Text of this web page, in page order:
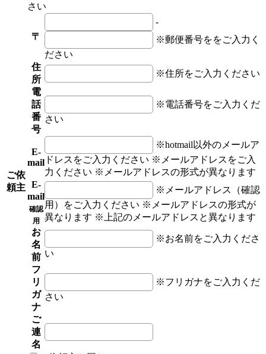
さい
ご依
頼主
〒
-
※郵便番号ををご入力く
ださい
住
所
※住所をご入力ください
電
話
番
号
※電話番号をご入力くだ
さい
E-
mail
※hotmail以外のメールア
ドレスをご入力ください ※メールアドレスをご入
力ください ※メールアドレスの形式が異なります
E-
mail
確認
用
※メールアドレス（確認
用）をご入力ください ※メールアドレスの形式が
異なります ※上記のメールアドレスと異なります
お
名
前
※お名前をご入力くださ
い
フ
リ
ガ
ナ
※フリガナをご入力くだ
さい
ご
連
名